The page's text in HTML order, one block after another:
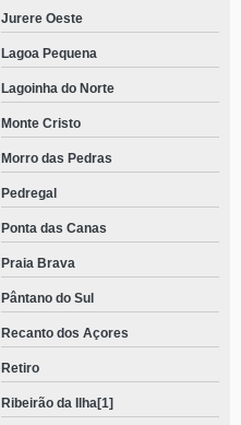
Jurere Oeste
Lagoa Pequena
Lagoinha do Norte
Monte Cristo
Morro das Pedras
Pedregal
Ponta das Canas
Praia Brava
Pântano do Sul
Recanto dos Açores
Retiro
Ribeirão da Ilha[1]